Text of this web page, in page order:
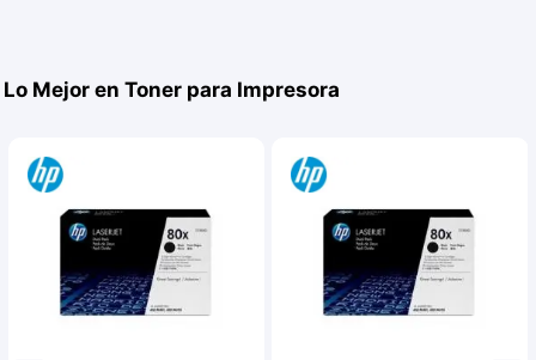
Lo Mejor en Toner para Impresora